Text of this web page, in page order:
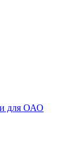
для ОАО